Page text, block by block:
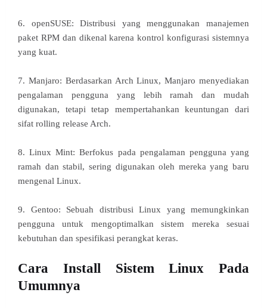
6. openSUSE: Distribusi yang menggunakan manajemen
paket RPM dan dikenal karena kontrol konfigurasi sistemnya
yang kuat.
7. Manjaro: Berdasarkan Arch Linux, Manjaro menyediakan
pengalaman pengguna yang lebih ramah dan mudah
digunakan, tetapi tetap mempertahankan keuntungan dari
sifat rolling release Arch.
8. Linux Mint: Berfokus pada pengalaman pengguna yang
ramah dan stabil, sering digunakan oleh mereka yang baru
mengenal Linux.
9. Gentoo: Sebuah distribusi Linux yang memungkinkan
pengguna untuk mengoptimalkan sistem mereka sesuai
kebutuhan dan spesifikasi perangkat keras.
Cara Install Sistem Linux Pada
Umumnya